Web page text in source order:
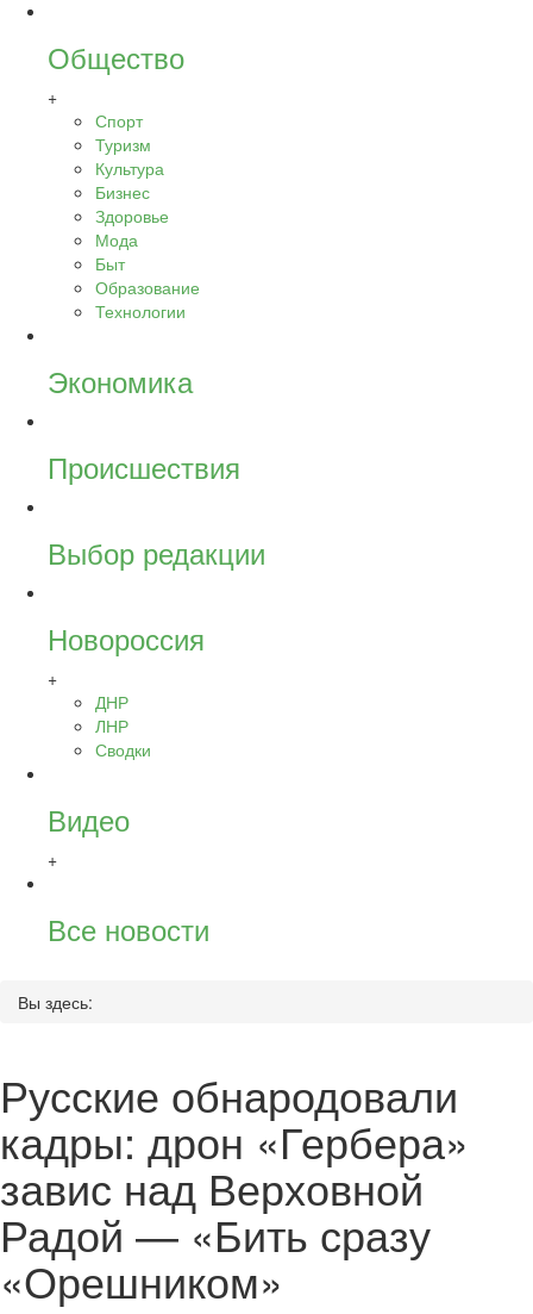
Общество
+
Спорт
Туризм
Культура
Бизнес
Здоровье
Мода
Быт
Образование
Технологии
Экономика
Происшествия
Выбор редакции
Новороссия
+
ДНР
ЛНР
Сводки
Видео
+
Все новости
Вы здесь:
Русские обнародовали
кадры: дрон «Гербера»
завис над Верховной
Радой — «Бить сразу
«Орешником»